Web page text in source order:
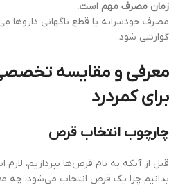
زمان مصرف مهم است.
مصرف خودسرانه یا قطع ناگهانی داروها
گوارشی شود.
معرفی و مقایسه
برای کمردرد
چارچوب انتخاب قرص
قبل از آنکه به نام قرص‌ها بپردازیم،
بدانیم چرا یک قرص انتخاب می‌شود، چه